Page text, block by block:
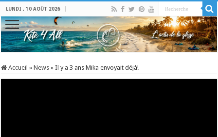
LUNDI , 10 AOÛT 2026
Accueil » News » Il y a 3 ans Mika envoyait déjà!